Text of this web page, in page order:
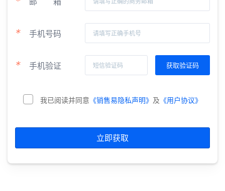
* 手机号码
* 手机验证
我已阅读并同意 《销售易隐私声明》 及 《用户协议》
立即获取